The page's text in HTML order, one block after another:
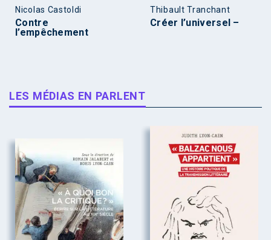
Nicolas Castoldi
Contre
l’empêchement
Thibault Tranchant
Créer l’universel –
LES MÉDIAS EN PARLENT